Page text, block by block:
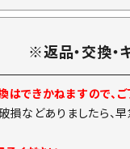
※返品・交換・
できかねますので、ご
などありましたら、早